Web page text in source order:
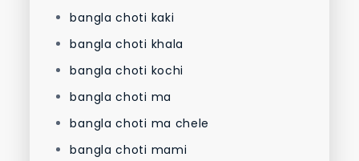
bangla choti kaki
bangla choti khala
bangla choti kochi
bangla choti ma
bangla choti ma chele
bangla choti mami